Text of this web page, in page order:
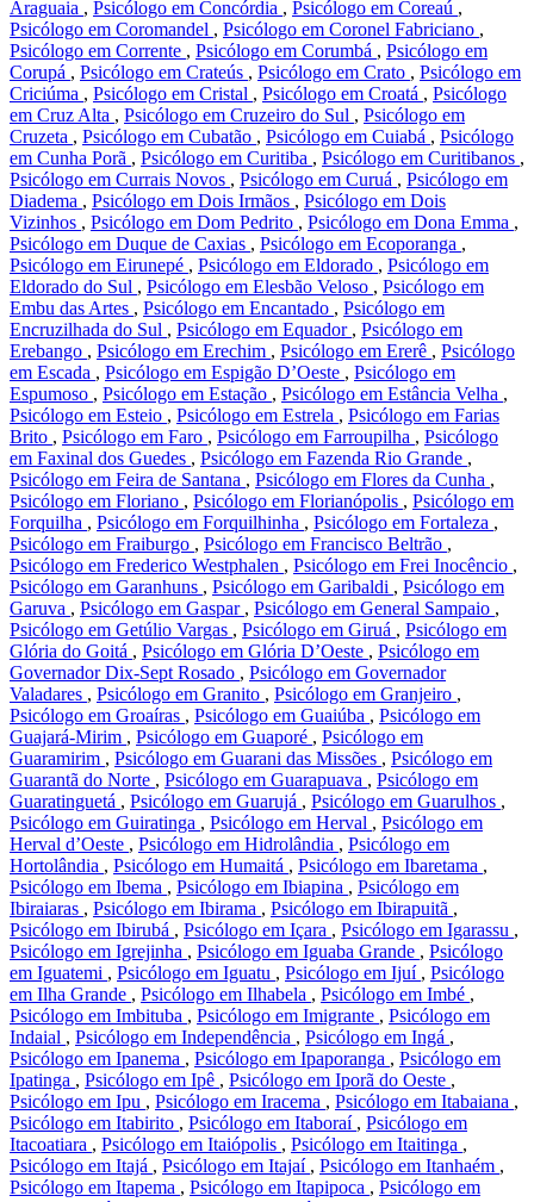
Araguaia , Psicólogo em Concórdia , Psicólogo em Coreaú ,
Psicólogo em Coromandel , Psicólogo em Coronel Fabriciano ,
Psicólogo em Corrente , Psicólogo em Corumbá , Psicólogo em
Corupá , Psicólogo em Crateús , Psicólogo em Crato , Psicólogo em
Criciúma , Psicólogo em Cristal , Psicólogo em Croatá , Psicólogo
em Cruz Alta , Psicólogo em Cruzeiro do Sul , Psicólogo em
Cruzeta , Psicólogo em Cubatão , Psicólogo em Cuiabá , Psicólogo
em Cunha Porã , Psicólogo em Curitiba , Psicólogo em Curitibanos ,
Psicólogo em Currais Novos , Psicólogo em Curuá , Psicólogo em
Diadema , Psicólogo em Dois Irmãos , Psicólogo em Dois
Vizinhos , Psicólogo em Dom Pedrito , Psicólogo em Dona Emma ,
Psicólogo em Duque de Caxias , Psicólogo em Ecoporanga ,
Psicólogo em Eirunepé , Psicólogo em Eldorado , Psicólogo em
Eldorado do Sul , Psicólogo em Elesbão Veloso , Psicólogo em
Embu das Artes , Psicólogo em Encantado , Psicólogo em
Encruzilhada do Sul , Psicólogo em Equador , Psicólogo em
Erebango , Psicólogo em Erechim , Psicólogo em Ererê , Psicólogo
em Escada , Psicólogo em Espigão D’Oeste , Psicólogo em
Espumoso , Psicólogo em Estação , Psicólogo em Estância Velha ,
Psicólogo em Esteio , Psicólogo em Estrela , Psicólogo em Farias
Brito , Psicólogo em Faro , Psicólogo em Farroupilha , Psicólogo
em Faxinal dos Guedes , Psicólogo em Fazenda Rio Grande ,
Psicólogo em Feira de Santana , Psicólogo em Flores da Cunha ,
Psicólogo em Floriano , Psicólogo em Florianópolis , Psicólogo em
Forquilha , Psicólogo em Forquilhinha , Psicólogo em Fortaleza ,
Psicólogo em Fraiburgo , Psicólogo em Francisco Beltrão ,
Psicólogo em Frederico Westphalen , Psicólogo em Frei Inocêncio ,
Psicólogo em Garanhuns , Psicólogo em Garibaldi , Psicólogo em
Garuva , Psicólogo em Gaspar , Psicólogo em General Sampaio ,
Psicólogo em Getúlio Vargas , Psicólogo em Giruá , Psicólogo em
Glória do Goitá , Psicólogo em Glória D’Oeste , Psicólogo em
Governador Dix-Sept Rosado , Psicólogo em Governador
Valadares , Psicólogo em Granito , Psicólogo em Granjeiro ,
Psicólogo em Groaíras , Psicólogo em Guaiúba , Psicólogo em
Guajará-Mirim , Psicólogo em Guaporé , Psicólogo em
Guaramirim , Psicólogo em Guarani das Missões , Psicólogo em
Guarantã do Norte , Psicólogo em Guarapuava , Psicólogo em
Guaratinguetá , Psicólogo em Guarujá , Psicólogo em Guarulhos ,
Psicólogo em Guiratinga , Psicólogo em Herval , Psicólogo em
Herval d’Oeste , Psicólogo em Hidrolândia , Psicólogo em
Hortolândia , Psicólogo em Humaitá , Psicólogo em Ibaretama ,
Psicólogo em Ibema , Psicólogo em Ibiapina , Psicólogo em
Ibiraiaras , Psicólogo em Ibirama , Psicólogo em Ibirapuitã ,
Psicólogo em Ibirubá , Psicólogo em Içara , Psicólogo em Igarassu ,
Psicólogo em Igrejinha , Psicólogo em Iguaba Grande , Psicólogo
em Iguatemi , Psicólogo em Iguatu , Psicólogo em Ijuí , Psicólogo
em Ilha Grande , Psicólogo em Ilhabela , Psicólogo em Imbé ,
Psicólogo em Imbituba , Psicólogo em Imigrante , Psicólogo em
Indaial , Psicólogo em Independência , Psicólogo em Ingá ,
Psicólogo em Ipanema , Psicólogo em Ipaporanga , Psicólogo em
Ipatinga , Psicólogo em Ipê , Psicólogo em Iporã do Oeste ,
Psicólogo em Ipu , Psicólogo em Iracema , Psicólogo em Itabaiana ,
Psicólogo em Itabirito , Psicólogo em Itaboraí , Psicólogo em
Itacoatiara , Psicólogo em Itaiópolis , Psicólogo em Itaitinga ,
Psicólogo em Itajá , Psicólogo em Itajaí , Psicólogo em Itanhaém ,
Psicólogo em Itapema , Psicólogo em Itapipoca , Psicólogo em